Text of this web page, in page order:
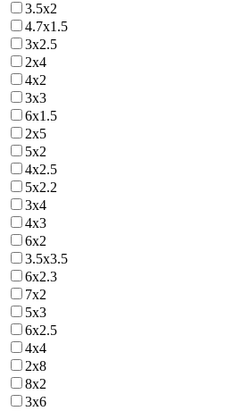
3.5х2
4.7х1.5
3х2.5
2х4
4х2
3х3
6х1.5
2х5
5х2
4х2.5
5х2.2
3х4
4х3
6х2
3.5х3.5
6х2.3
7х2
5х3
6х2.5
4х4
2х8
8х2
3х6